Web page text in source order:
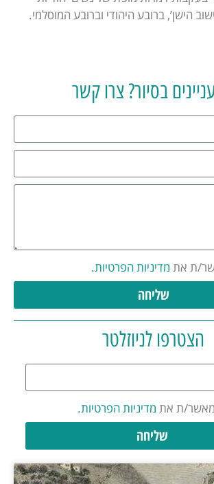
הישן’, ברובע היהודי וברובע המוסלמי.
בסיור? צרו קשר
ת את מדיניות הפרטיות.
שליחה
הצטרפו לניוזלטר
מאשר/ת את מדיניות הפרטיות.
שליחה